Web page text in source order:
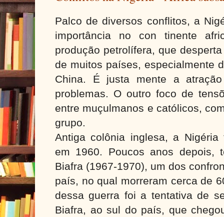
Palco de diversos conflitos, a
importância no con tinente
produção petrolífera, que
de muitos países, especialmente
China. É justa mente a
problemas. O outro foco de
entre muçulmanos e católicos,
grupo.
Antiga colônia inglesa, a Nigéria
em 1960. Poucos anos depois,
Biafra (1967-1970), um dos
país, no qual morreram cerca de
dessa guerra foi a tentativa de
Biafra, ao sul do país, que